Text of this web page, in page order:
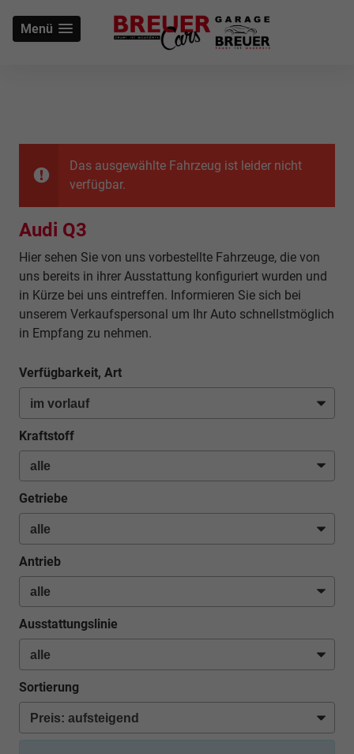
Menü
Das ausgewählte Fahrzeug ist leider nicht
verfügbar.
Audi Q3
Hier sehen Sie von uns vorbestellte Fahrzeuge, die von
uns bereits in ihrer Ausstattung konfiguriert wurden und
in Kürze bei uns eintreffen. Informieren Sie sich bei
unserem Verkaufspersonal um Ihr Auto schnellstmöglich
in Empfang zu nehmen.
Verfügbarkeit, Art
Kraftstoff
Getriebe
Antrieb
Ausstattungslinie
Sortierung